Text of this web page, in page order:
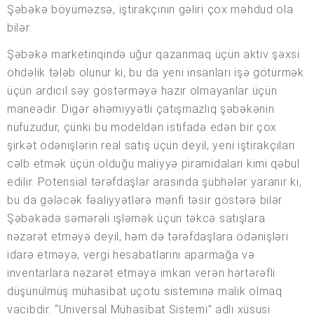
Şəbəkə böyüməzsə, iştirakçının gəliri çox məhdud ola
bilər.
Şəbəkə marketinqində uğur qazanmaq üçün aktiv şəxsi
öhdəlik tələb olunur ki, bu da yeni insanları işə götürmək
üçün ardıcıl səy göstərməyə hazır olmayanlar üçün
maneədir. Digər əhəmiyyətli çatışmazlıq şəbəkənin
nüfuzudur, çünki bu modeldən istifadə edən bir çox
şirkət ödənişlərin real satış üçün deyil, yeni iştirakçıları
cəlb etmək üçün olduğu maliyyə piramidaları kimi qəbul
edilir. Potensial tərəfdaşlar arasında şübhələr yaranır ki,
bu da gələcək fəaliyyətlərə mənfi təsir göstərə bilər.
Şəbəkədə səmərəli işləmək üçün təkcə satışlara
nəzarət etməyə deyil, həm də tərəfdaşlara ödənişləri
idarə etməyə, vergi hesabatlarını aparmağa və
inventarlara nəzarət etməyə imkan verən hərtərəfli
düşünülmüş mühasibat uçotu sisteminə malik olmaq
vacibdir. “Universal Mühasibat Sistemi” adlı xüsusi